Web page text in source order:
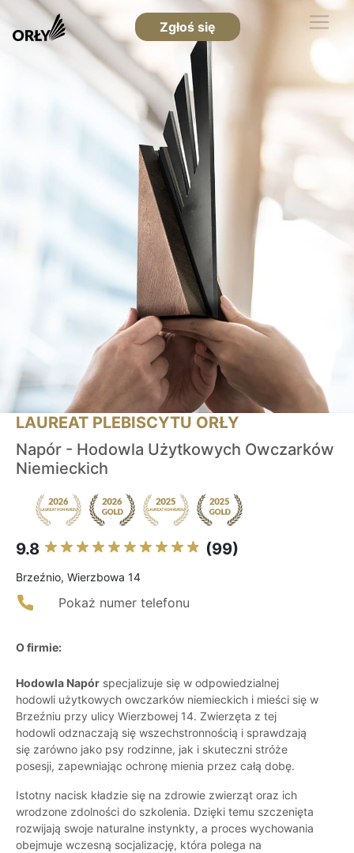
Zgłoś się
LAUREAT PLEBISCYTU ORŁY
Napór - Hodowla Użytkowych Owczarków
Niemieckich
9.8 (99)
Brzeźnio, Wierzbowa 14
Pokaż numer telefonu
O firmie:
Hodowla Napór specjalizuje się w odpowiedzialnej
hodowli użytkowych owczarków niemieckich i mieści się w
Brzeźniu przy ulicy Wierzbowej 14. Zwierzęta z tej
hodowli odznaczają się wszechstronnością i sprawdzają
się zarówno jako psy rodzinne, jak i skuteczni stróże
posesji, zapewniając ochronę mienia przez całą dobę.
Istotny nacisk kładzie się na zdrowie zwierząt oraz ich
wrodzone zdolności do szkolenia. Dzięki temu szczenięta
rozwijają swoje naturalne instynkty, a proces wychowania
obejmuje wczesną socjalizację, która polega na